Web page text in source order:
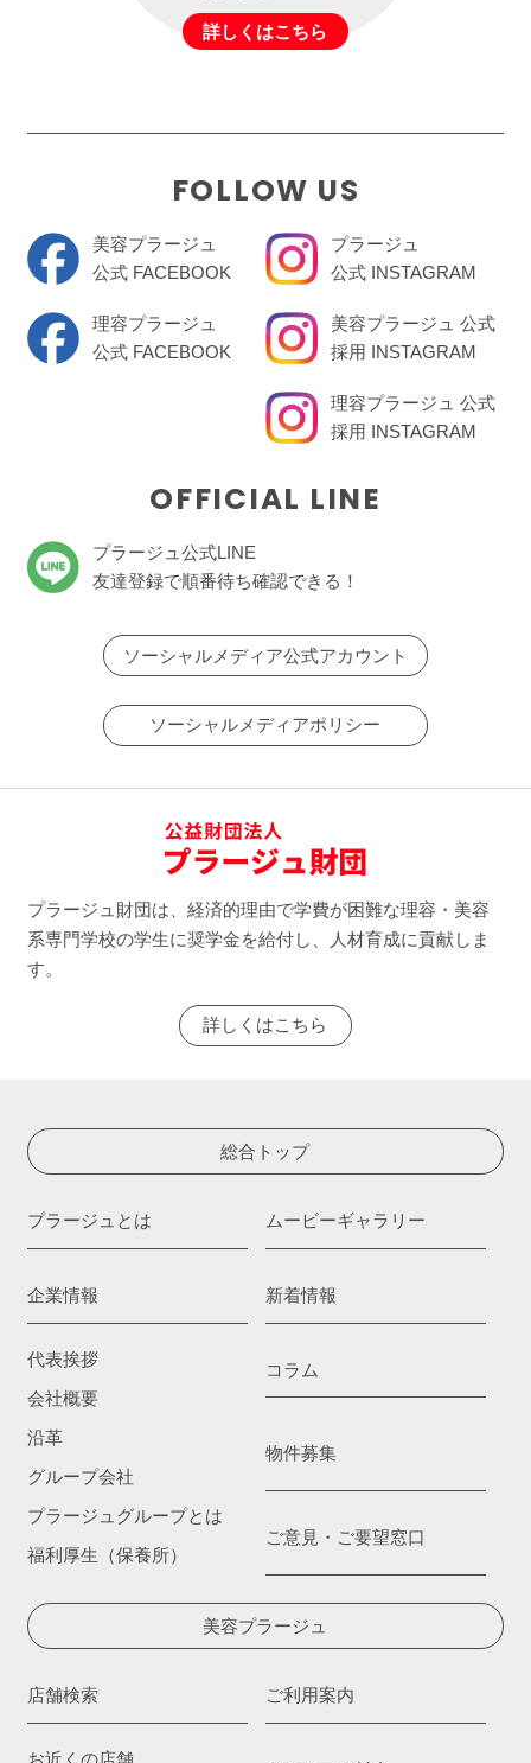
詳しくはこちら
FOLLOW US
美容プラージュ
公式 FACEBOOK
理容プラージュ
公式 FACEBOOK
プラージュ
公式 INSTAGRAM
美容プラージュ 公式
採用 INSTAGRAM
理容プラージュ 公式
採用 INSTAGRAM
OFFICIAL LINE
プラージュ公式LINE
友達登録で順番待ち確認できる！
ソーシャルメディア公式アカウント
ソーシャルメディアポリシー
プラージュ財団は、経済的理由で学費が困難な理容・美容
系専門学校の学生に奨学金を給付し、人材育成に貢献しま
す。
詳しくはこちら
総合トップ
プラージュとは
企業情報
代表挨拶
会社概要
沿革
グループ会社
プラージュグループとは
福利厚生（保養所）
ムービーギャラリー
新着情報
コラム
物件募集
ご意見・ご要望窓口
美容プラージュ
店舗検索 ご利用案内